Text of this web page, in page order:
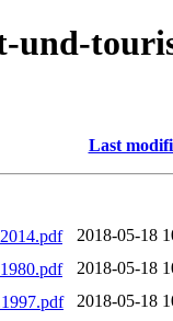
Last
2018-05-18
2018-05-18
2018-05-18